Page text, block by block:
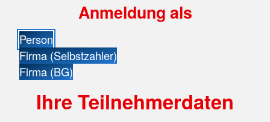
Anmeldung als
Person
Firma (Selbstzahler)
Firma (BG)
Ihre Teilnehmerdaten